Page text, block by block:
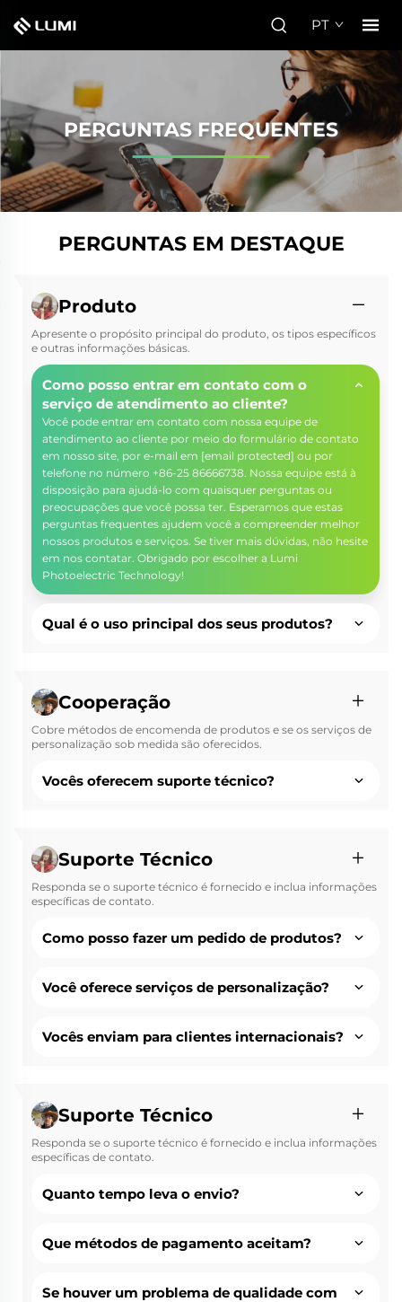
PT
PERGUNTAS FREQUENTES
PERGUNTAS EM DESTAQUE
Produto
Apresente o propósito principal do produto, os tipos específicos
e outras informações básicas.
Como posso entrar em contato com o
serviço de atendimento ao cliente?
Você pode entrar em contato com nossa equipe de
atendimento ao cliente por meio do formulário de contato
em nosso site, por e-mail em [email protected] ou por
telefone no número +86-25 86666738. Nossa equipe está à
disposição para ajudá-lo com quaisquer perguntas ou
preocupações que você possa ter. Esperamos que estas
perguntas frequentes ajudem você a compreender melhor
nossos produtos e serviços. Se tiver mais dúvidas, não hesite
em nos contatar. Obrigado por escolher a Lumi
Photoelectric Technology!
Qual é o uso principal dos seus produtos?
Cooperação
Cobre métodos de encomenda de produtos e se os serviços de
personalização sob medida são oferecidos.
Vocês oferecem suporte técnico?
Suporte Técnico
Responda se o suporte técnico é fornecido e inclua informações
específicas de contato.
Como posso fazer um pedido de produtos?
Você oferece serviços de personalização?
Vocês enviam para clientes internacionais?
Suporte Técnico
Responda se o suporte técnico é fornecido e inclua informações
específicas de contato.
Quanto tempo leva o envio?
Que métodos de pagamento aceitam?
Se houver um problema de qualidade com